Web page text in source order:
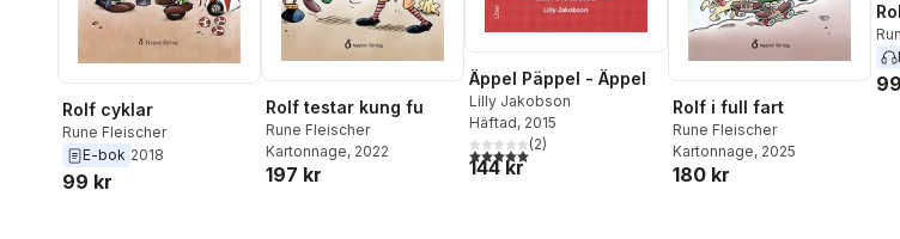
Rolf cyklar
Rune Fleischer
E-bok 2018
99 kr
Rolf testar kung fu
Rune Fleischer
Kartonnage, 2022
197 kr
Äppel Päppel - Äppel
Lilly Jakobson
Häftad, 2015
5,0utav 5 stjärnor. Totalt antal röster:
(2)
144 kr
Rolf i full fart
Rune Fleischer
Kartonnage, 2025
180 kr